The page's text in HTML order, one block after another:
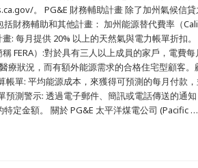
。 PG&E 財務輔助計畫 除了加州氣候信
財務輔助和其他計畫： 加州能源替代費率（
: 每月提供 20% 以上的天然氣與電力帳單折扣
FERA）:對於具有三人以上成員的家戶，電費每
療狀況，而有額外能源需求的合格住宅型顧客。
帳單: 平均能源成本，來獲得可預測的每月付款
測警示: 透過電子郵件、簡訊或電話傳送的通
定金額。 關於 PG&E 太平洋煤電公司 (Pacific …